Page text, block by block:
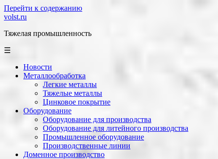
Перейти к содержанию
volst.ru
Тяжелая промышленность
☰
Новости
Металлообработка
Легкие металлы
Тяжелые металлы
Цинковое покрытие
Оборудование
Оборудование для производства
Оборудование для литейного производства
Промышленное оборудование
Производственные линии
Доменное производство